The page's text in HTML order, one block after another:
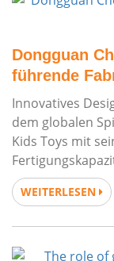
Dongguan
führende
Innovatives
dem globalen
Kids Toys mit
einzigartig unter
Vorteile von
WEITERLESEN